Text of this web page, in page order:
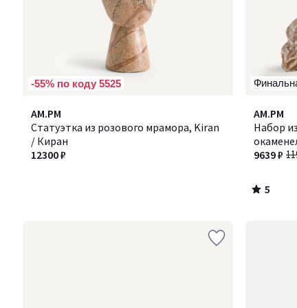
-55% по коду 5525
AM.PM
Статуэтка из розового мрамора, Kiran
/ Киран
12300 ₽
AM.PM
Набор
9639 ₽
5
/
5
5
/